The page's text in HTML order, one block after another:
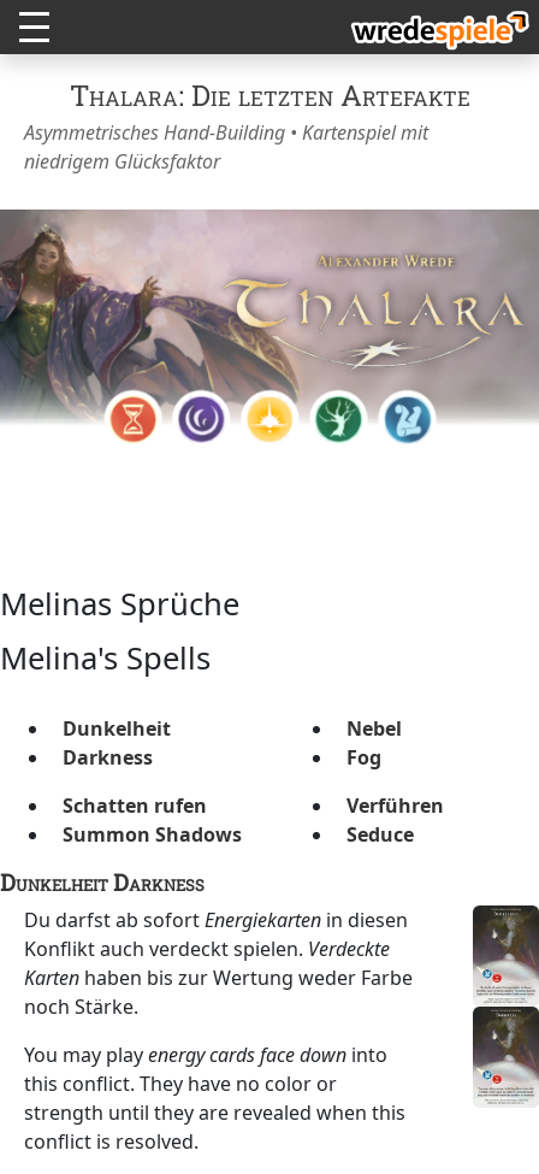
Thalara: Die letzten Artefakte
Asymmetrisches Hand-Building • Kartenspiel mit
niedrigem Glücksfaktor
Melinas Sprüche
Melina's Spells
Dunkelheit
Darkness
Nebel
Fog
Schatten rufen
Summon Shadows
Verführen
Seduce
DunkelheitDarkness
Du darfst ab sofortEnergiekarten in diesen
Konflikt auch verdeckt spielen. Verdeckte
Karten haben bis zur Wertung weder Farbe
noch Stärke.
You may playenergy cardsface down into
this conflict. They have no color or
strength until they are revealed when this
conflict is resolved.